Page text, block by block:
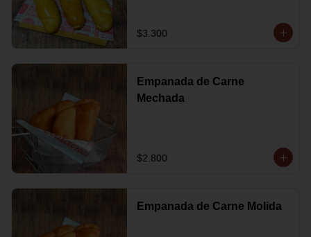
$3.300
Empanada de Carne
Mechada
$2.800
Empanada de Carne Molida